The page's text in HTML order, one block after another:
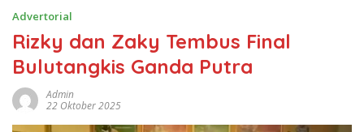
Advertorial
Rizky dan Zaky Tembus Final
Bulutangkis Ganda Putra
Admin
22 Oktober 2025